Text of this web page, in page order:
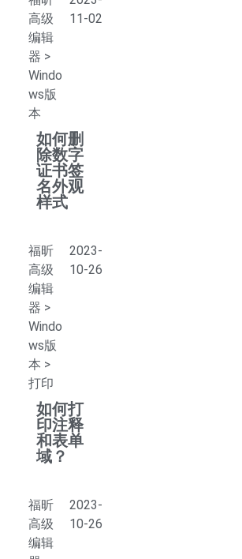
高级
编辑
器 >
Windo
ws版
本
11-02
如何删
除数字
证书签
名外观
样式
福昕
高级
编辑
器 >
Windo
ws版
本 >
打印
2023-
10-26
如何打
印注释
和表单
域？
福昕
高级
编辑
2023-
10-26